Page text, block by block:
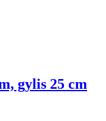
gylis 25 cm